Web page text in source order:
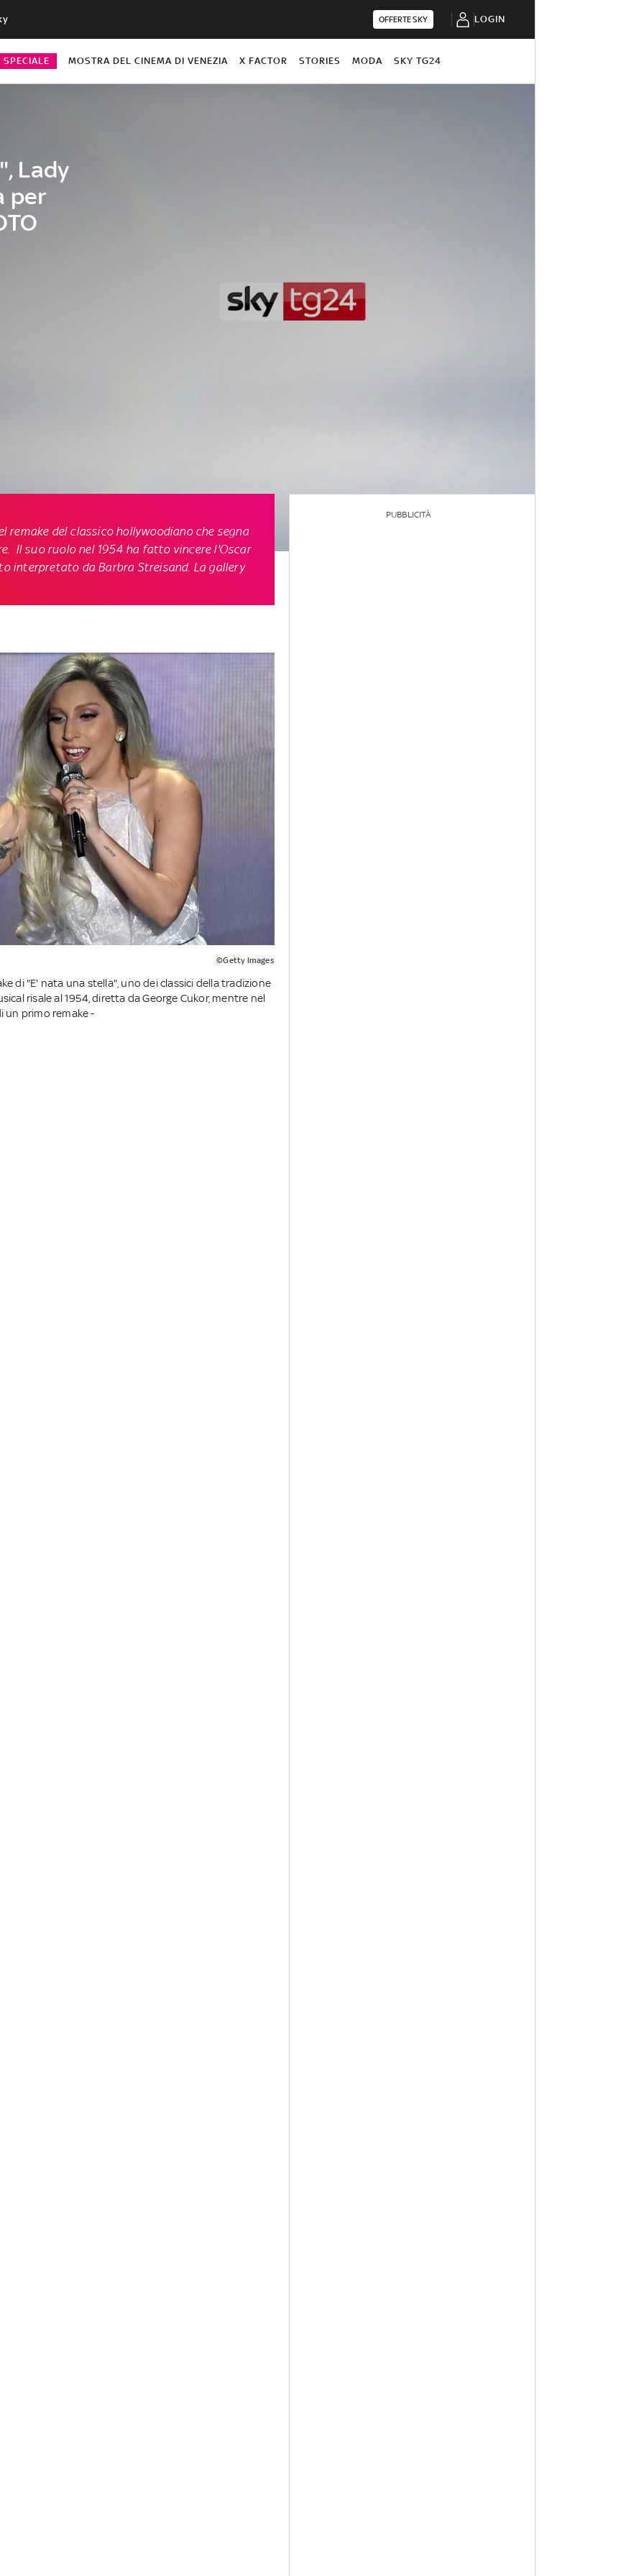
OFFERTE SKY LOGIN
MOSTRA DEL CINEMA DI VENEZIA X FACTOR STORIES MODA SKY TG24
Lady
per
del classico hollywoodiano che segna
Il suo ruolo nel 1954 ha fatto vincere l'Oscar
interpretato da Barbra Streisand. La gallery
©Getty Images
di "E' nata una stella", uno dei classici della tradizione
risale al 1954, diretta da George Cukor, mentre nel
un primo remake -
PUBBLICITÀ